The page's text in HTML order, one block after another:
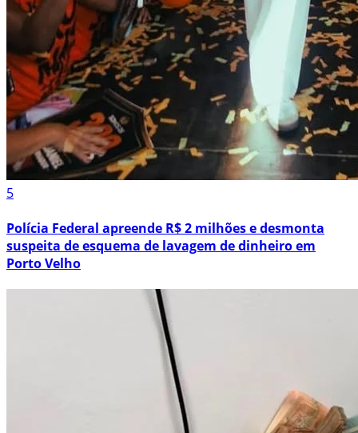
5
Polícia Federal apreende R$ 2 milhões e desmonta
suspeita de esquema de lavagem de dinheiro em
Porto Velho